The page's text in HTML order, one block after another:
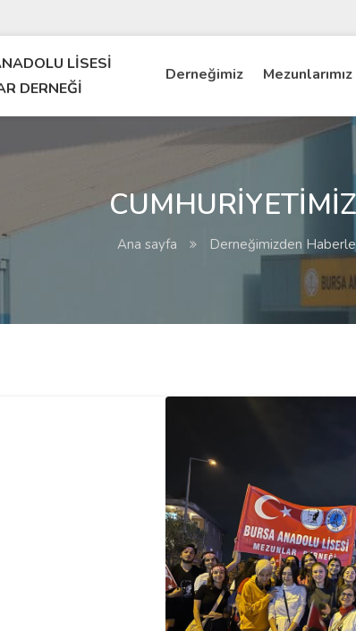
LİSESİ
DERNEĞİ
Derneğimiz Mezunlarımız
Ana sayfa Derneğimizden